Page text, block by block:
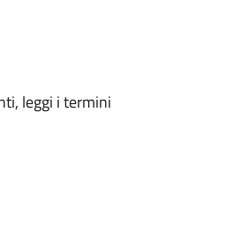
leggi i termini